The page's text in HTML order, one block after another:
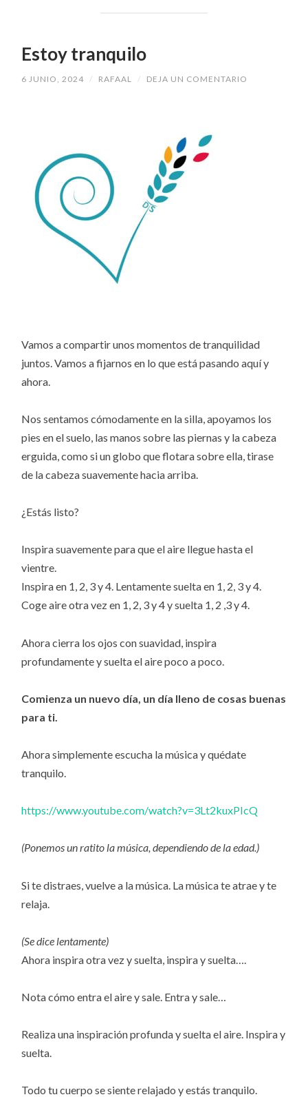
Estoy tranquilo
6 JUNIO, 2024 / RAFAAL / DEJA UN COMENTARIO
Vamos a compartir unos momentos de tranquilidad
juntos. Vamos a fijarnos en lo que está pasando aquí y
ahora.
Nos sentamos cómodamente en la silla, apoyamos los
pies en el suelo, las manos sobre las piernas y la cabeza
erguida, como si un globo que flotara sobre ella, tirase
de la cabeza suavemente hacia arriba.
¿Estás listo?
Inspira suavemente para que el aire llegue hasta el
vientre.
Inspira en 1, 2, 3 y 4. Lentamente suelta en 1, 2, 3 y 4.
Coge aire otra vez en 1, 2, 3 y 4 y suelta 1, 2 ,3 y 4.
Ahora cierra los ojos con suavidad, inspira
profundamente y suelta el aire poco a poco.
Comienza un nuevo día, un día lleno de cosas buenas
para ti.
Ahora simplemente escucha la música y quédate
tranquilo.
https://www.youtube.com/watch?v=3Lt2kuxPIcQ
(Ponemos un ratito la música, dependiendo de la edad.)
Si te distraes, vuelve a la música. La música te atrae y te
relaja.
(Se dice lentamente)
Ahora inspira otra vez y suelta, inspira y suelta….
Nota cómo entra el aire y sale. Entra y sale…
Realiza una inspiración profunda y suelta el aire. Inspira y
suelta.
Todo tu cuerpo se siente relajado y estás tranquilo.